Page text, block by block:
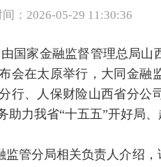
：2026-05-29 11:30:36
国家金融监督管理总局山
会在太原举行，大同金融
行、人保财险山西省分公
助力我省“十五五”开好局、
管分局相关负责人介绍，